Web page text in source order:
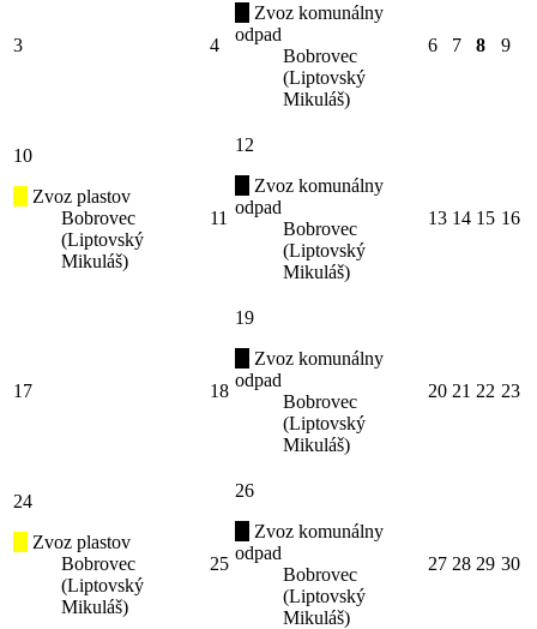
3 4
Zvoz komunálny
odpad
Bobrovec
(Liptovský
Mikuláš)
6 7 8 9
10
Zvoz plastov
Bobrovec
(Liptovský
Mikuláš)
11
12
Zvoz komunálny
odpad
Bobrovec
(Liptovský
Mikuláš)
13 14 15 16
17 18
19
Zvoz komunálny
odpad
Bobrovec
(Liptovský
Mikuláš)
20 21 22 23
24
Zvoz plastov
Bobrovec
(Liptovský
Mikuláš)
25
26
Zvoz komunálny
odpad
Bobrovec
(Liptovský
Mikuláš)
27 28 29 30